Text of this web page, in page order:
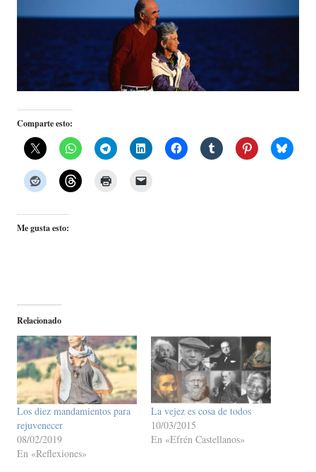
Comparte esto:
Me gusta esto:
Relacionado
Los diez mandamientos para
rejuvenecer
08/02/2019
En «Reflexiones»
La vejez es cosa de todos
10/03/2015
En «Efrén Castellanos»